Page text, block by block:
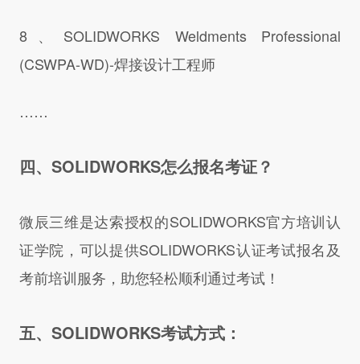
8、SOLIDWORKS Weldments Professional
(CSWPA-WD)-焊接设计工程师
……
四、SOLIDWORKS怎么报名考证？
微辰三维是达索授权的SOLIDWORKS官方培训认
证学院，可以提供SOLIDWORKS认证考试报名及
考前培训服务，助您轻松顺利通过考试！
五、SOLIDWORKS考试方式：